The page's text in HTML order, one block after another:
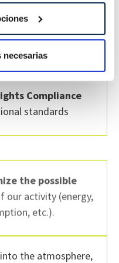
o retirar su
en la Declaración
usan para personalizar
compartimos
del sitio web con
publicidad y análisis
sus servicios.
necesarias
preventive
workplaces to avoid
work.
Compliance
standards
our activity (energy,
etc.).
the atmosphere,